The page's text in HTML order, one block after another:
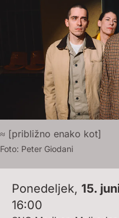
≈ [približno enako kot]
Foto: PETER GIODANI
Ponedeljek, 15.
16:00